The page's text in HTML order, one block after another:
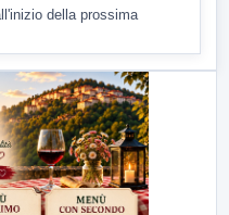
della prossima